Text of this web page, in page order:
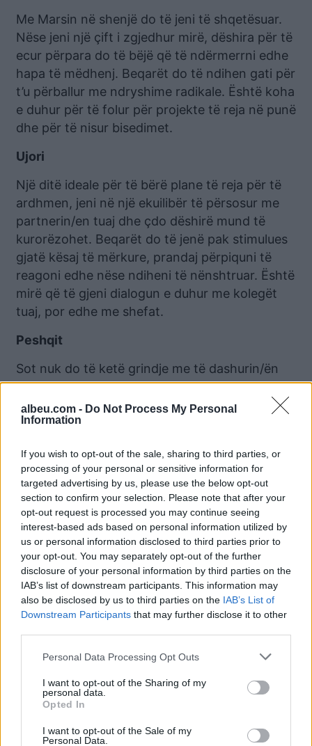
albeu.com - Do Not Process My Personal
Information
If you wish to opt-out of the sale, sharing to third parties, or
processing of your personal or sensitive information for
targeted advertising by us, please use the below opt-out
section to confirm your selection. Please note that after your
opt-out request is processed you may continue seeing
interest-based ads based on personal information utilized by
us or personal information disclosed to third parties prior to
your opt-out. You may separately opt-out of the further
disclosure of your personal information by third parties on the
IAB’s list of downstream participants. This information may
also be disclosed by us to third parties on the IAB’s List of
Downstream Participants that may further disclose it to other
Personal Data Processing Opt Outs
I want to opt-out of the Sharing of my
personal data.
Opted In
I want to opt-out of the Sale of my
Personal Data.
Me Marsin në shenjë do të jeni të shqetësuar.
Nëse jeni një çift i zgjedhur mirë, dëshira për të
ecur përpara do të bëjë që të ndërmerrni edhe
hapa të mëdhenj. Beqarët do të ndihen gati për
t’u përballur me ndryshime radikale. Është koha
e duhur për të folur për projekte të reja në punë
dhe për të nisur bisedimet.
Ujori
Një ditë ideale për të bërë plane të reja për të
ardhmen, jeni në një ekuilibër të përsosur me
partnerin/en tuaj dhe çdo dëshirë mund të
kurorëzohet. Beqarët do të jenë pak stimulues
gjatë kësaj të mërkure, prandaj përpiquni të
reagoni edhe nëse ndiheni të nënshtruar. Është
mirë që të gjeni dialogun e duhur me kolegët
tuaj, por edhe me shefat.
Peshqit
Sot nuk do të ketë grindje me të dashurin/ën
për arsye të kota, ngulmimi juaj mund të
shkaktojë tensione. Nëse jeni një çift i
qëndrueshëm, mund të jetoni ditë fantastike.
delikate, më mirë të mos marrin vendime të
nxituara. Do jeni të gatshëm të pranoni sfida të
reja, do jeni të vendosur dhe bindës dhe do
tërhiqni njerëzit që mund të favorizojnë
projektet tuaja.
Lajme të ngjashme:
Horoskopi i ditës së
shtunë, 28 Tetor 2023
Horoskopi 26 Dhjetor
2023, njihuni me surprizat